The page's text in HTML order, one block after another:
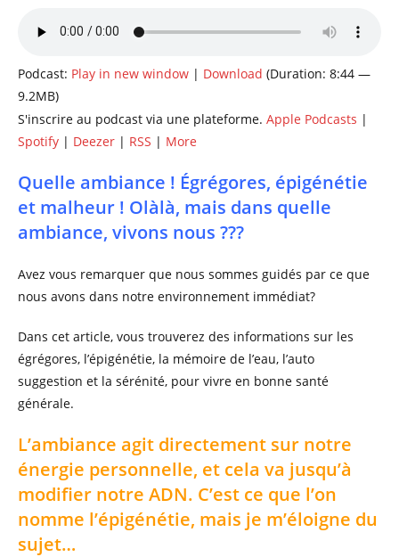
publication :
Podcast: Play in new window | Download (Duration: 8:44 —
9.2MB)
S'inscrire au podcast via une plateforme. Apple Podcasts |
Spotify | Deezer | RSS | More
Quelle ambiance ! Égrégores, épigénétie
et malheur ! Olàlà, mais dans quelle
ambiance, vivons nous ???
Avez vous remarquer que nous sommes guidés par ce que
nous avons dans notre environnement immédiat?
Dans cet article, vous trouverez des informations sur les
égrégores, l’épigénétie, la mémoire de l’eau, l’auto
suggestion et la sérénité, pour vivre en bonne santé
générale.
L’ambiance agit directement sur notre
énergie personnelle, et cela va jusqu’à
modifier notre ADN. C’est ce que l’on
nomme l’épigénétie, mais je m’éloigne du
sujet…